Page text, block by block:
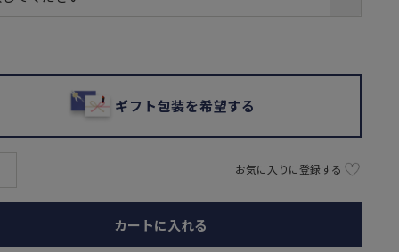
ギフト包装を希望する
お気に入りに登録する
カートに入れる